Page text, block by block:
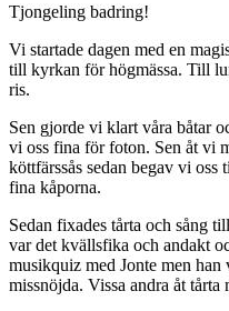
Tjongeling badring!
Vi startade dagen med en
till kyrkan för högmässa. Till
ris.
Sen gjorde vi klart våra båtar
vi oss fina för foton. Sen åt vi
köttfärssås sedan begav vi
fina kåporna.
Sedan fixades tårta och sång
var det kvällsfika och andakt
musikquiz med Jonte men han
missnöjda. Vissa andra åt